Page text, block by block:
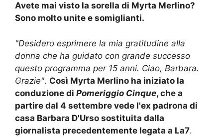
Avete mai visto la sorella di Myrta Merlino?
Sono molto unite e somiglianti.
"Desidero esprimere la mia gratitudine alla
donna che ha guidato con grande successo
questo programma per 15 anni. Ciao, Barbara.
Grazie". Così Myrta Merlino ha iniziato la
conduzione di Pomeriggio Cinque, che a
partire dal 4 settembre vede l'ex padrona di
casa Barbara D'Urso sostituita dalla
giornalista precedentemente legata a La7.